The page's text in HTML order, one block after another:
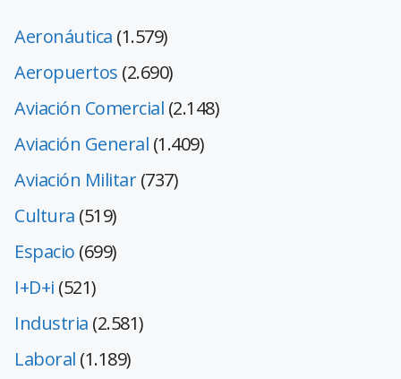
Aeronáutica (1.579)
Aeropuertos (2.690)
Aviación Comercial (2.148)
Aviación General (1.409)
Aviación Militar(737)
Cultura (519)
Espacio (699)
I+D+i (521)
Industria (2.581)
Laboral (1.189)